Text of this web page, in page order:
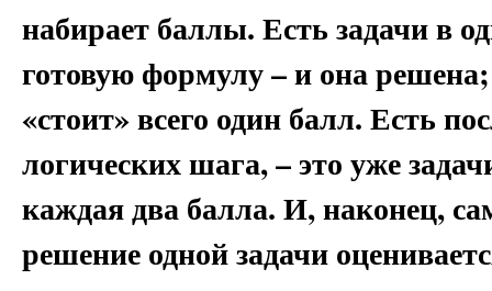
набирает баллы. Есть задачи в
готовую формулу – и она
«стоит» всего один балл. Есть
логических шага, – это уже
каждая два балла. И, наконец,
решение одной задачи